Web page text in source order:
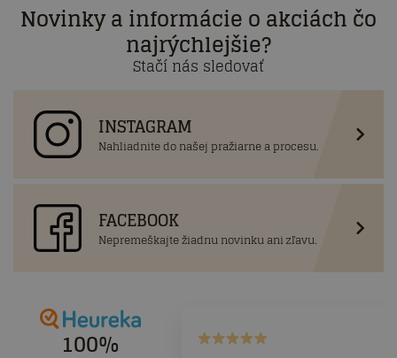
Novinky a informácie o akciách čo
najrýchlejšie?
Stačí nás sledovať
INSTAGRAM
Nahliadnite do našej pražiarne a procesu.
FACEBOOK
Nepremeškajte žiadnu novinku ani zľavu.
100%